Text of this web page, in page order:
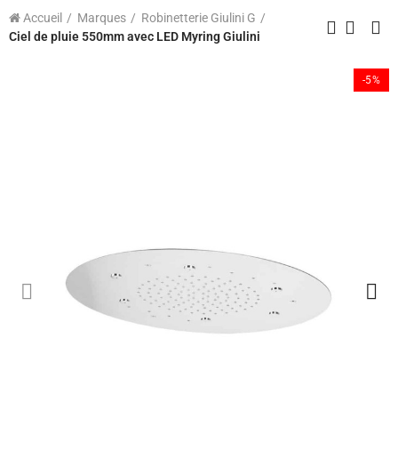
Accueil Marques
Robinetterie Giulini G
Ciel de pluie 550mm avec LED Myring Giulini
-5%